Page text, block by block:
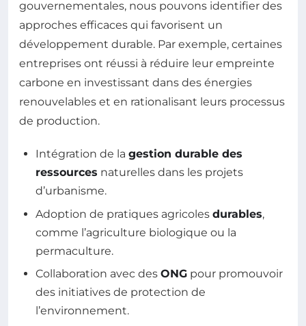
gouvernementales, nous pouvons identifier des
approches efficaces qui favorisent un
développement durable. Par exemple, certaines
entreprises ont réussi à réduire leur empreinte
carbone en investissant dans des énergies
renouvelables et en rationalisant leurs processus
de production.
Intégration de la gestion durable des
ressources naturelles dans les projets
d’urbanisme.
Adoption de pratiques agricoles durables,
comme l’agriculture biologique ou la
permaculture.
Collaboration avec des ONG pour promouvoir
des initiatives de protection de
l’environnement.